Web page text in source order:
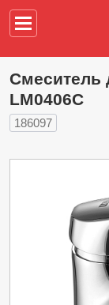
Смеситель
LM0406C
186097